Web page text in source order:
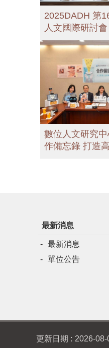
2025DADH 第
人文國際研討會
數位人文研究
作備忘錄 打造
最新消息
最新消息
單位公告
更新日期 2026-08-